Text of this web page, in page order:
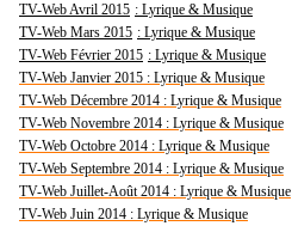
TV-Web Avril 2015 : Lyrique & Musique
TV-Web Mars 2015 : Lyrique & Musique
TV-Web Février 2015 : Lyrique & Musique
TV-Web Janvier 2015 : Lyrique & Musique
TV-Web Décembre 2014 : Lyrique & Musique
TV-Web Novembre 2014 : Lyrique & Musique
TV-Web Octobre 2014 : Lyrique & Musique
TV-Web Septembre 2014 : Lyrique & Musique
TV-Web Juillet-Août 2014 : Lyrique & Musique
TV-Web Juin 2014 : Lyrique & Musique